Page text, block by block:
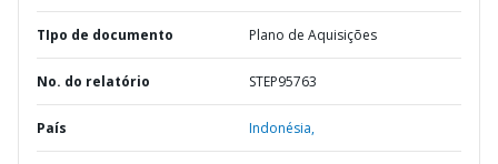
TIpo de documento Plano de Aquisições
No. do relatório STEP95763
País Indonésia,